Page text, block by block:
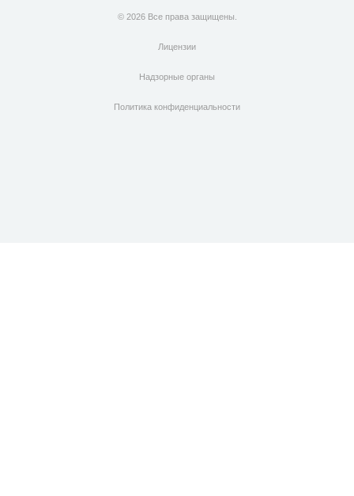
© 2026 Все права защищены.
Лицензии
Надзорные органы
Политика конфиденциальности